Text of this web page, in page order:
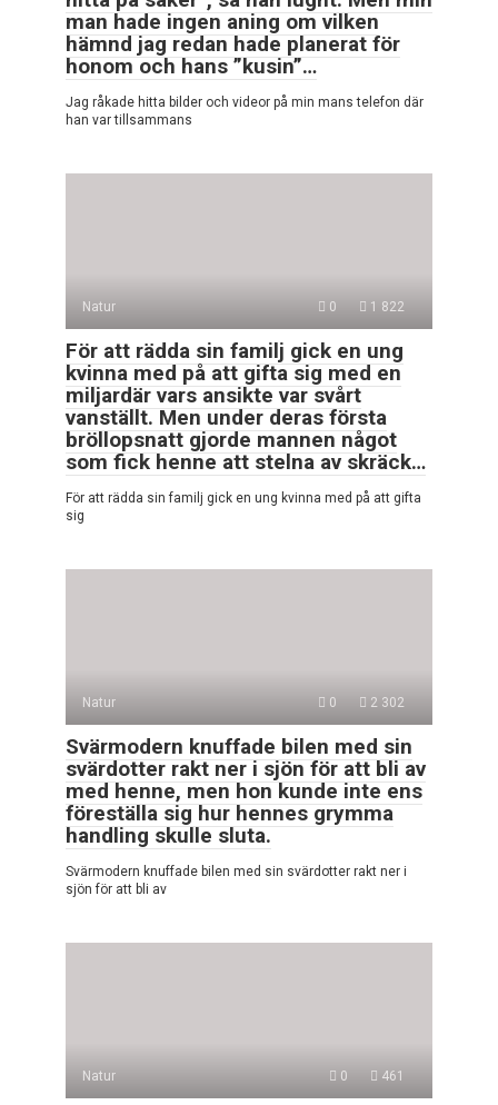
man hade ingen aning om vilken
hämnd jag redan hade planerat för
honom och hans ”kusin”…
Jag råkade hitta bilder och videor på min mans telefon där
han var tillsammans
Natur 0 1 822
För att rädda sin familj gick en ung
kvinna med på att gifta sig med en
miljardär vars ansikte var svårt
vanställt. Men under deras första
bröllopsnatt gjorde mannen något
som fick henne att stelna av skräck…
För att rädda sin familj gick en ung kvinna med på att gifta
sig
Natur 0 2 302
Svärmodern knuffade bilen med sin
svärdotter rakt ner i sjön för att bli av
med henne, men hon kunde inte ens
föreställa sig hur hennes grymma
handling skulle sluta.
Svärmodern knuffade bilen med sin svärdotter rakt ner i
sjön för att bli av
Natur 0 461